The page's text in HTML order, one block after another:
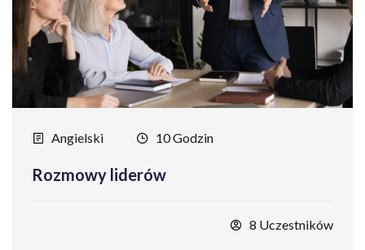
Angielski 10 Godzin
Rozmowy liderów
8 Uczestników